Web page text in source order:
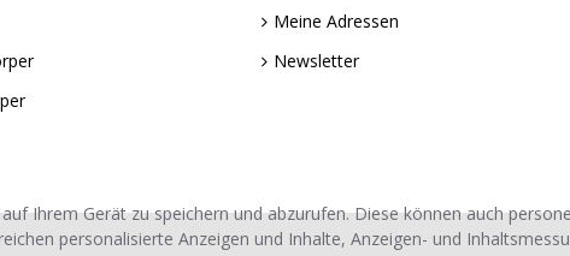
Meine Adressen
Newsletter
Ihrem Gerät zu speichern und abzurufen. Diese können auch
personalisierte Anzeigen und Inhalte, Anzeigen- und